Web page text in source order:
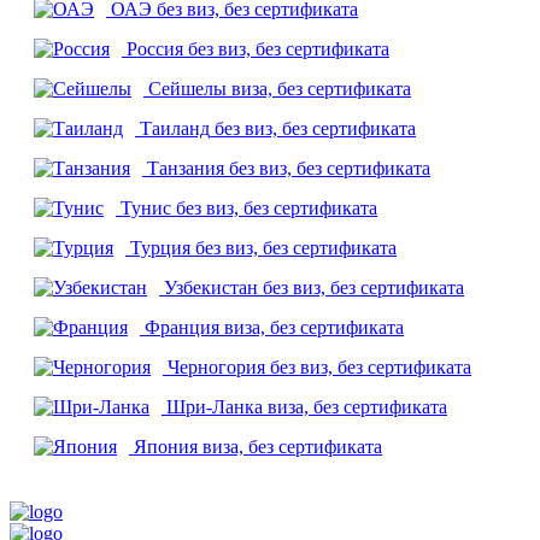
ОАЭ без виз, без сертификата
Россия без виз, без сертификата
Сейшелы виза, без сертификата
Таиланд без виз, без сертификата
Танзания без виз, без сертификата
Тунис без виз, без сертификата
Турция без виз, без сертификата
Узбекистан без виз, без сертификата
Франция виза, без сертификата
Черногория без виз, без сертификата
Шри-Ланка виза, без сертификата
Япония виза, без сертификата